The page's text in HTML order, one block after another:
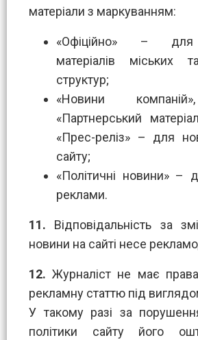
матеріали з маркуванням:
«Офіційно» – для
матеріалів міських
структур;
«Новини
«Партнерський
«Прес-реліз» – для
сайту;
«Політичні новини» –
реклами.
11. Відповідальність за
новини на сайті несе
12. Журналіст не має
рекламну статтю під
У такому разі за
політики сайту його